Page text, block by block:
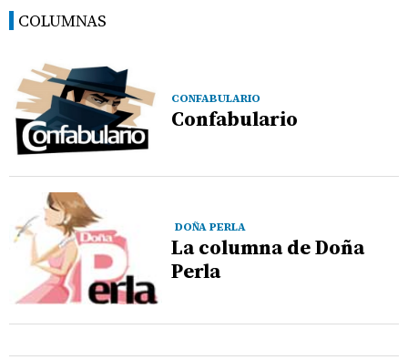
COLUMNAS
CONFABULARIO
Confabulario
DOÑA PERLA
La columna de Doña
Perla